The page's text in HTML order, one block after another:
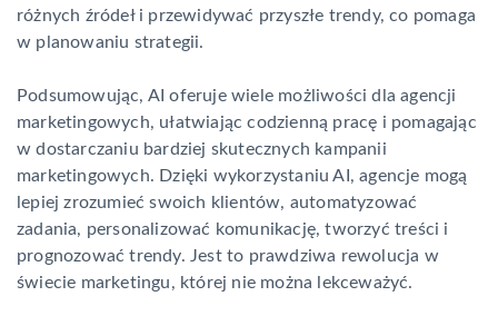
różnych źródeł i przewidywać przyszłe trendy, co pomaga
w planowaniu strategii.
Podsumowując, AI oferuje wiele możliwości dla agencji
marketingowych, ułatwiając codzienną pracę i pomagając
w dostarczaniu bardziej skutecznych kampanii
marketingowych. Dzięki wykorzystaniu AI, agencje mogą
lepiej zrozumieć swoich klientów, automatyzować
zadania, personalizować komunikację, tworzyć treści i
prognozować trendy. Jest to prawdziwa rewolucja w
świecie marketingu, której nie można lekceważyć.